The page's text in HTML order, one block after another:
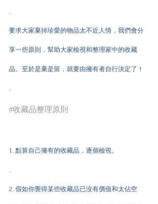
.
要求大家棄掉珍愛的物品太不近人情，我們會分
享一些原則，幫助大家檢視和整理家中的收藏
品。至於是棄是留，就要由擁有者自行決定了！
.
#收藏品整理原則
1. 點算自己擁有的收藏品，逐個檢視。
.
2. 假如你覺得某些收藏品已沒有價值和太佔空